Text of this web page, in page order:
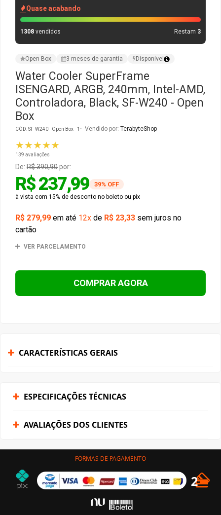
Quase acabando
1308 vendidos Restam 3
Open Box 3 meses de garantia Disponível
Water Cooler SuperFrame
ISENGARD, ARGB, 240mm, Intel-AMD,
Controladora, Black, SF-W240 - Open
Box
CÓD: SF-W240 - Open Box - 1 Vendido por: TerabyteShop
★★★★★
139 avaliações
De: R$ 390,90por:
R$ 237,99 39% OFF
à vista com 15% de desconto no boleto ou pix
R$ 279,99 em até 12x de R$ 23,33 sem juros no
cartão
VER PARCELAMENTO
COMPRAR AGORA
CARACTERÍSTICAS GERAIS
ESPECIFICAÇÕES TÉCNICAS
AVALIAÇÕES DOS CLIENTES
FORMAS DE PAGAMENTO
Gabinete Liketec
Fonte Thermaltake
Ver Todos